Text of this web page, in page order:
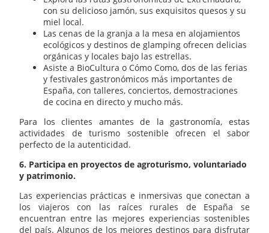
con su delicioso jamón, sus exquisitos quesos y su
miel local.
Las cenas de la granja a la mesa en alojamientos
ecológicos y destinos de glamping ofrecen delicias
orgánicas y locales bajo las estrellas.
Asiste a BioCultura o Cómo Como, dos de las ferias
y festivales gastronómicos más importantes de
España, con talleres, conciertos, demostraciones
de cocina en directo y mucho más.
Para los clientes amantes de la gastronomía, estas
actividades de turismo sostenible ofrecen el sabor
perfecto de la autenticidad.
6. Participa en proyectos de agroturismo, voluntariado
y patrimonio.
Las experiencias prácticas e inmersivas que conectan a
los viajeros con las raíces rurales de España se
encuentran entre las mejores experiencias sostenibles
del país. Algunos de los mejores destinos para disfrutar